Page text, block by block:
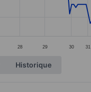
28 29 30 31
Historique